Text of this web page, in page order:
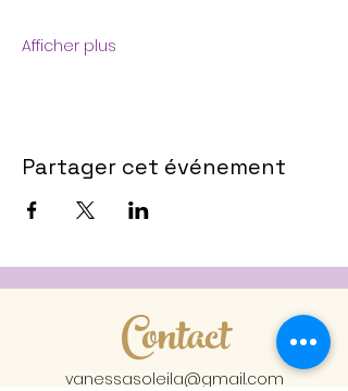
Afficher plus
Partager cet événement
Contact
vanessasoleila@gmail.com